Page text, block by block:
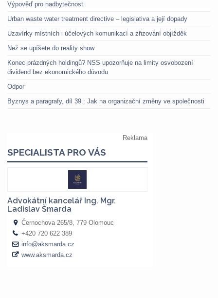
Výpověď pro nadbytečnost
Urban waste water treatment directive – legislativa a její dopady
Uzavírky místních i účelových komunikací a zřizování objížděk
Než se upíšete do reality show
Konec prázdných holdingů? NSS upozorňuje na limity osvobození
dividend bez ekonomického důvodu
Odpor
Byznys a paragrafy, díl 39.: Jak na organizační změny ve společnosti